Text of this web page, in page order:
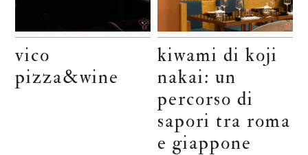
vico
pizza&wine
kiwami di koji
nakai: un
percorso di
sapori tra roma
e giappone